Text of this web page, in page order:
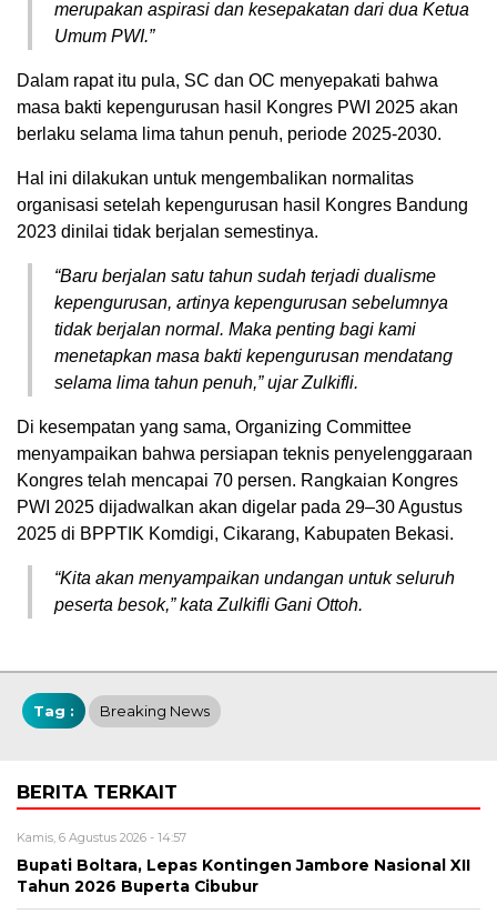
merupakan aspirasi dan kesepakatan dari dua Ketua
Umum PWI.”
Dalam rapat itu pula, SC dan OC menyepakati bahwa
masa bakti kepengurusan hasil Kongres PWI 2025 akan
berlaku selama lima tahun penuh, periode 2025-2030.
Hal ini dilakukan untuk mengembalikan normalitas
organisasi setelah kepengurusan hasil Kongres Bandung
2023 dinilai tidak berjalan semestinya.
“Baru berjalan satu tahun sudah terjadi dualisme
kepengurusan, artinya kepengurusan sebelumnya
tidak berjalan normal. Maka penting bagi kami
menetapkan masa bakti kepengurusan mendatang
selama lima tahun penuh,” ujar Zulkifli.
Di kesempatan yang sama, Organizing Committee
menyampaikan bahwa persiapan teknis penyelenggaraan
Kongres telah mencapai 70 persen. Rangkaian Kongres
PWI 2025 dijadwalkan akan digelar pada 29–30 Agustus
2025 di BPPTIK Komdigi, Cikarang, Kabupaten Bekasi.
“Kita akan menyampaikan undangan untuk seluruh
peserta besok,” kata Zulkifli Gani Ottoh.
Tag : Breaking News
BERITA TERKAIT
Kamis, 6 Agustus 2026 - 14:57
Bupati Boltara, Lepas Kontingen Jambore Nasional XII
Tahun 2026 Buperta Cibubur